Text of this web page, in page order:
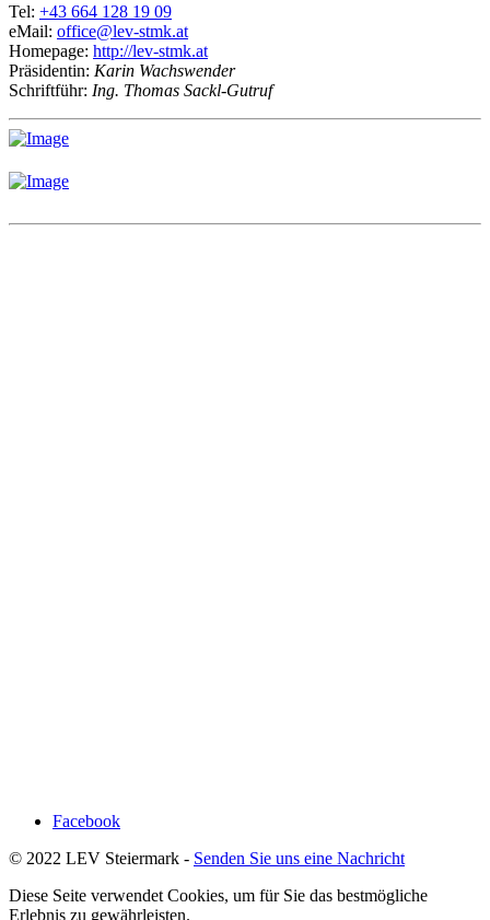
Tel: +43 664 128 19 09
eMail: office@lev-stmk.at
Homepage: http://lev-stmk.at
Präsidentin: Karin Wachswender
Schriftführ: Ing. Thomas Sackl-Gutruf
Facebook
© 2022 LEV Steiermark - Senden Sie uns eine Nachricht
Diese Seite verwendet Cookies, um für Sie das bestmögliche
Erlebnis zu gewährleisten.